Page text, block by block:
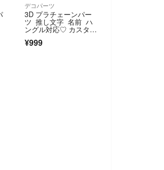
デコパーツ
3D プラチェーンパー
ツ 推し文字 名前 ハ
ングル対応♡ カスタ
ム ネイルパーツ
¥999